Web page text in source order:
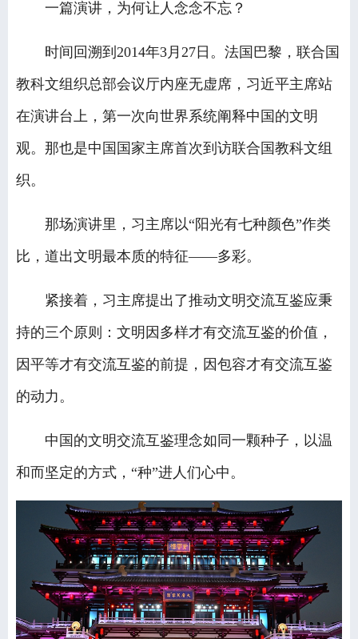
一篇演讲，为何让人念念不忘？
时间回溯到2014年3月27日。法国巴黎，联合国
教科文组织总部会议厅内座无虚席，习近平主席站
在演讲台上，第一次向世界系统阐释中国的文明
观。那也是中国国家主席首次到访联合国教科文组
织。
那场演讲里，习主席以“阳光有七种颜色”作类
比，道出文明最本质的特征——多彩。
紧接着，习主席提出了推动文明交流互鉴应秉
持的三个原则：文明因多样才有交流互鉴的价值，
因平等才有交流互鉴的前提，因包容才有交流互鉴
的动力。
中国的文明交流互鉴理念如同一颗种子，以温
和而坚定的方式，“种”进人们心中。